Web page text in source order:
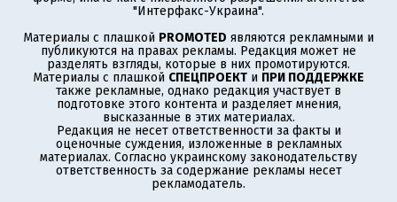
"Интерфакс-Украина".
Материалы с плашкой PROMOTED являются рекламными и
публикуются на правах рекламы. Редакция может не
разделять взгляды, которые в них промотируются.
Материалы с плашкой СПЕЦПРОЕКТ и ПРИ ПОДДЕРЖКЕ
также рекламные, однако редакция участвует в
подготовке этого контента и разделяет мнения,
высказанные в этих материалах.
Редакция не несет ответственности за факты и
оценочные суждения, изложенные в рекламных
материалах. Согласно украинскому законодательству
ответственность за содержание рекламы несет
рекламодатель.